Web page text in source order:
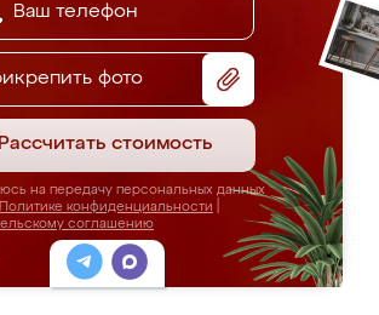
фото
Рассчитать стоимость
на передачу персональных данных
Политике конфиденциальности
соглашению